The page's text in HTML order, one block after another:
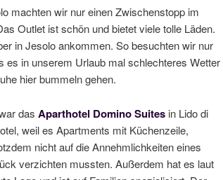
machten wir nur einen Zwischenstopp im
Outlet ist schön und bietet viele tolle Läden.
in Jesolo ankommen. So besuchten wir nur
es in unserem Urlaub mal schlechteres Wetter
hier bummeln gehen.
das Aparthotel Domino Suites in Lido di
weil es Apartments mit Küchenzeile,
nicht auf die Annehmlichkeiten eines
verzichten mussten. Außerdem hat es laut